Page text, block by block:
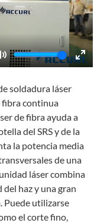
Mute
Enter
soldadura láser
fibra continua
de fibra ayuda a
del SRS y de la
la potencia media
de una
láser combina
haz y una gran
Puede utilizarse
el corte fino,